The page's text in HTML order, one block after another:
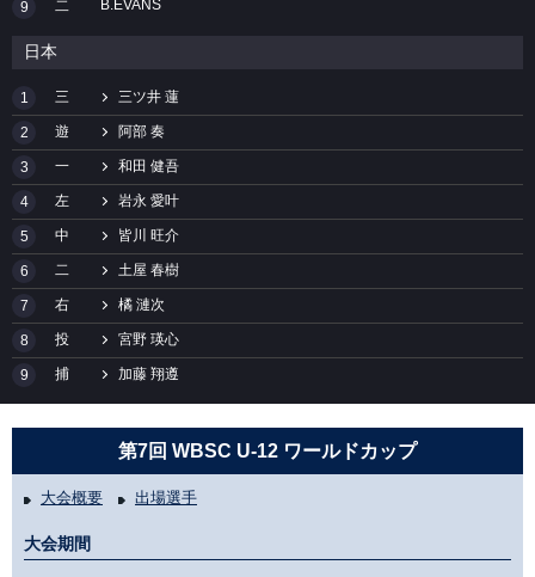
9 二 B.EVANS
日本
1 三 三ツ井 蓮
2 遊 阿部 奏
3 一 和田 健吾
4 左 岩永 愛叶
5 中 皆川 旺介
6 二 土屋 春樹
7 右 橘 漣次
8 投 宮野 瑛心
9 捕 加藤 翔遵
第7回 WBSC U-12 ワールドカップ
大会概要 出場選手
大会期間